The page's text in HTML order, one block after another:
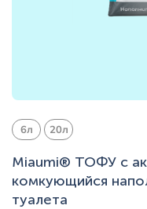
6л 20л
Miaumi® ТОФУ с
комкующийся
туалета